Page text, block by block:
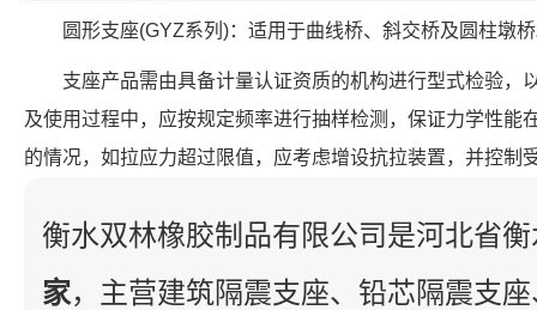
圆形支座(GYZ系列)：适用于曲线桥、斜交桥及圆柱墩
支座产品需由具备计量认证资质的机构进行型式检验，
及使用过程中，应按规定频率进行抽样检测，保证力学性能
的情况，如拉应力超过限值，应考虑增设抗拉装置，并控制
衡水双林橡胶制品有限公司是河北省
家，主营建筑隔震支座、铅芯隔震支